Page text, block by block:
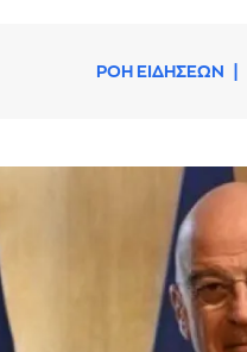
ΡΟΗ ΕΙΔΗΣΕΩΝ